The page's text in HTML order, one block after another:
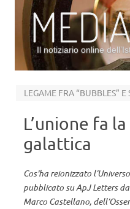
Il notiziario online
L’unione fa
galattica
Cos'ha reionizzato
pubblicato su ApJ Letters
Marco Castellano,